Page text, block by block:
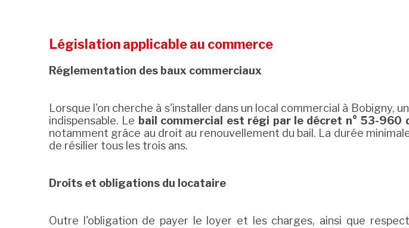
Législation applicable au commerce
Réglementation des baux commerciaux
Lorsque l'on cherche à s'installer dans un local commercial à Bobigny,
indispensable. Le bail commercial est régi par le décret n° 53-960
notamment grâce au droit au renouvellement du bail. La durée
de résilier tous les trois ans.
Droits et obligations du locataire
Outre l'obligation de payer le loyer et les charges, ainsi que